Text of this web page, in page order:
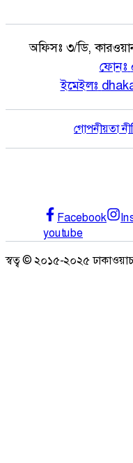
অফিসঃ ৩/ডি,
ফোনঃ
ইমেইলঃ
গোপনীয়তা
Facebook
youtube
স্বত্ব © ২০১৫-২০২৫